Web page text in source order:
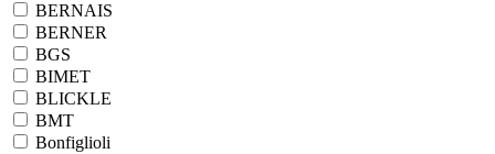
BERNAIS
BERNER
BGS
BIMET
BLICKLE
BMT
Bonfiglioli